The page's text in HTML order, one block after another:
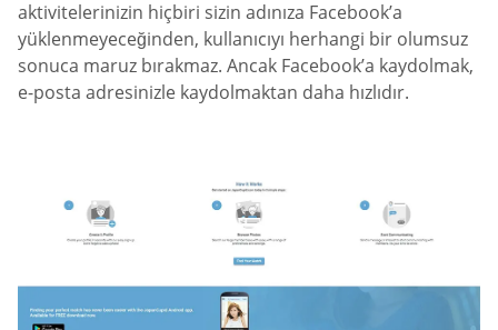
aktivitelerinizin hiçbiri sizin adınıza Facebook’a
yüklenmeyeceğinden, kullanıcıyı herhangi bir olumsuz
sonuca maruz bırakmaz. Ancak Facebook’a kaydolmak,
e-posta adresinizle kaydolmaktan daha hızlıdır.